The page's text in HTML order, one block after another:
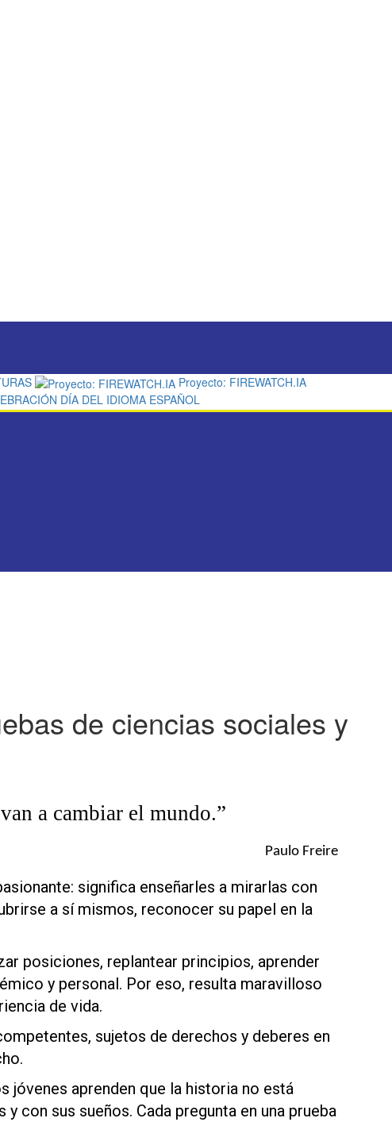
Proyecto: FIREWATCH.IA
DÍA DEL IDIOMA ESPAÑOL
de ciencias sociales y
a cambiar el mundo.”
Paulo Freire
significa enseñarles a mirarlas con
a sí mismos, reconocer su papel en la
posiciones, replantear principios, aprender
y personal. Por eso, resulta maravilloso
de vida.
sujetos de derechos y deberes en
jóvenes aprenden que la historia no está
con sus sueños. Cada pregunta en una prueba